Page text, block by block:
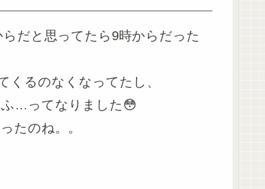
だと思ってたら9時からだった
くるのなくなってたし、
…ってなりました😳
たのね。。